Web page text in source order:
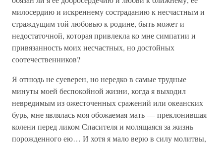
милосердию и искреннему состраданию к несчастным и
страждущим той любовью к родине, быть может и
недостаточной, которая привлекла ко мне симпатии и
привязанность моих несчастных, но достойных
соотечественников?
Я отнюдь не суеверен, но нередко в самые трудные
минуты моей беспокойной жизни, когда я выходил
невредимым из ожесточенных сражений или океанских
бурь, мне являлась моя обожаемая мать — преклонившая
колени перед ликом Спасителя и молящаяся за жизнь
порожденного ею… И хотя я мало верю в силу молитвы,